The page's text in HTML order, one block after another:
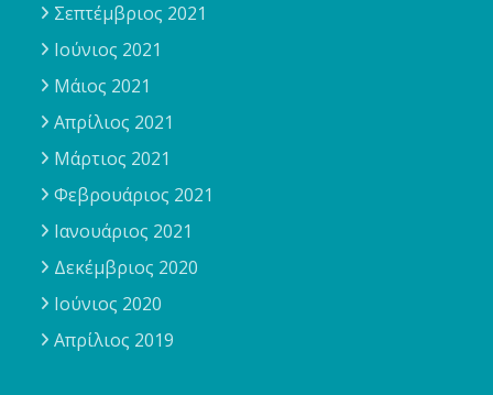
Σεπτέμβριος 2021
Ιούνιος 2021
Μάιος 2021
Απρίλιος 2021
Μάρτιος 2021
Φεβρουάριος 2021
Ιανουάριος 2021
Δεκέμβριος 2020
Ιούνιος 2020
Απρίλιος 2019